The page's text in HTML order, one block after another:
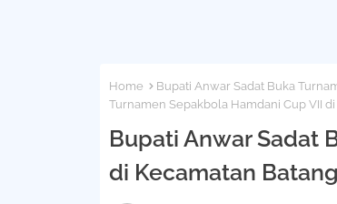
Home Bupati Anwar Sadat Buka
Turnamen Sepakbola Hamdani Cup VII
Bupati Anwar Sadat
di Kecamatan